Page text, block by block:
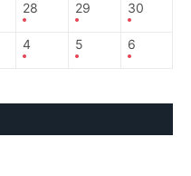
28 29 30
4 5 6